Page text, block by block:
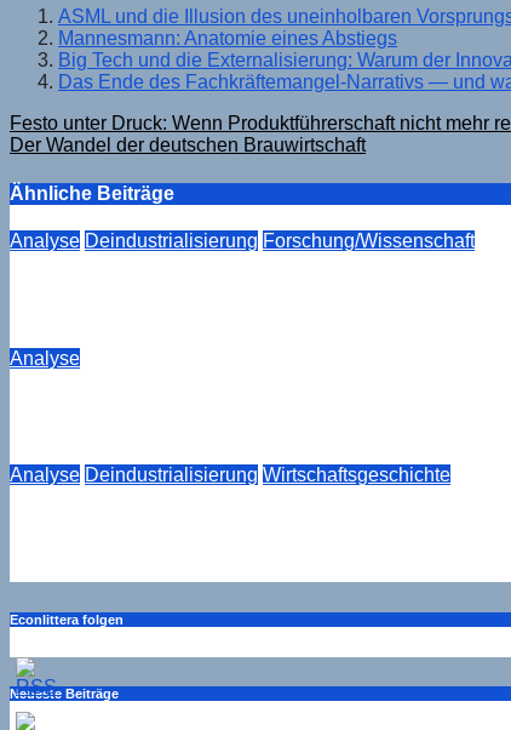
ASML und die Illusion des uneinholbaren
Mannesmann: Anatomie eines Abstiegs
Big Tech und die Externalisierung: Warum der
Das Ende des Fachkräftemangel-Narrativs — und
Beitragsnavigation
Festo unter Druck: Wenn Produktführerschaft nicht mehr
Der Wandel der deutschen Brauwirtschaft
Ähnliche Beiträge
Analyse Deindustrialisierung Forschung/Wissenschaft
Analyse
Analyse Deindustrialisierung Wirtschaftsgeschichte
Econlittera folgen
Neueste Beiträge